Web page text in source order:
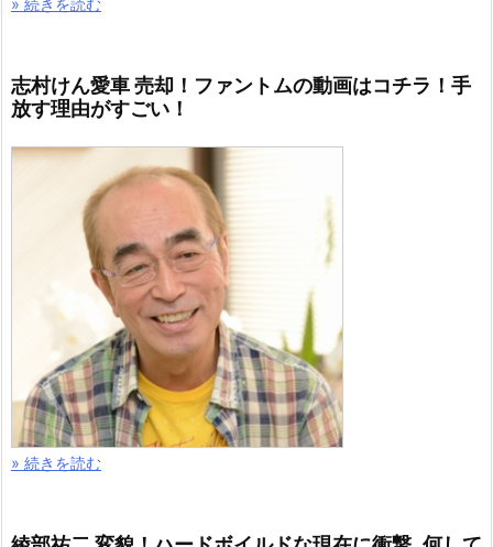
» 続きを読む
有吉弘行 アイプチのインスタ画像はコチラ！ぱっち
り二重が衝撃的に！